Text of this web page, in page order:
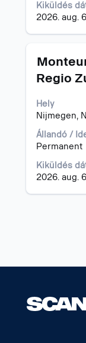
Kiküldés
2026. aug.
tartalmának
Cím
Regio
Hely
Nijmegen,
Állandó /
Permanent
Kiküldés
2026. aug.
Jelölje
a
billentyűvel
az
teljes